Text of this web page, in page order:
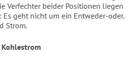
Verfechter beider Positionen liegen
Es geht nicht um ein Entweder-oder.
Strom.